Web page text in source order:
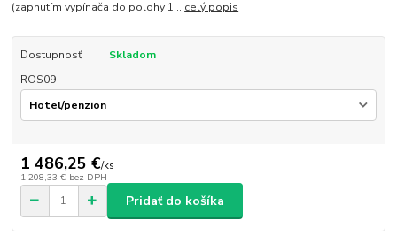
(zapnutím vypínača do polohy 1... celý popis
Dostupnosť
Skladom
ROS09
1 486,25 €/ks
1 208,33 € bez DPH
Pridať do košíka